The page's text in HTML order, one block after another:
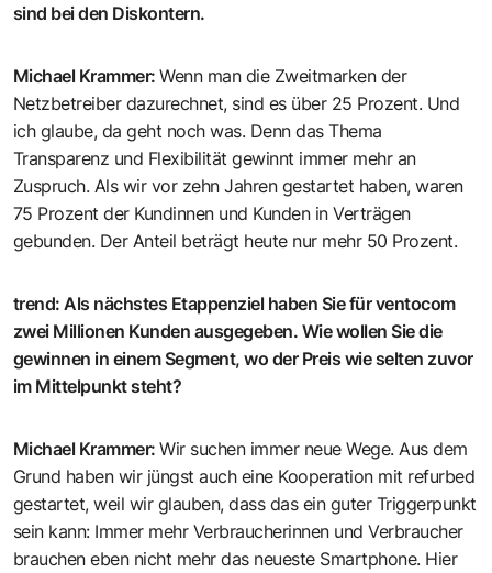
sind bei den Diskontern.
Michael Krammer:Wenn man die Zweitmarken der
Netzbetreiber dazurechnet, sind es über 25 Prozent. Und
ich glaube, da geht noch was. Denn das Thema
Transparenz und Flexibilität gewinnt immer mehr an
Zuspruch. Als wir vor zehn Jahren gestartet haben, waren
75 Prozent der Kundinnen und Kunden in Verträgen
gebunden. Der Anteil beträgt heute nur mehr 50 Prozent.
trend: Als nächstes Etappenziel haben Sie für ventocom
zwei Millionen Kunden ausgegeben. Wie wollen Sie die
gewinnen in einem Segment, wo der Preis wie selten zuvor
im Mittelpunkt steht?
Michael Krammer:Wir suchen immer neue Wege. Aus dem
Grund haben wir jüngst auch eine Kooperation mit refurbed
gestartet, weil wir glauben, dass das ein guter Triggerpunkt
sein kann: Immer mehr Verbraucherinnen und Verbraucher
brauchen eben nicht mehr das neueste Smartphone. Hier